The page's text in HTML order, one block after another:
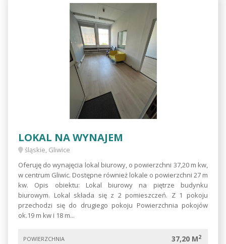
LOKAL NA WYNAJEM
śląskie, Gliwice
Oferuję do wynajęcia lokal biurowy, o powierzchni 37,20 m kw,
w centrum Gliwic. Dostępne również lokale o powierzchni 27 m
kw. Opis obiektu: Lokal biurowy na piętrze budynku
biurowym. Lokal składa się z 2 pomieszczeń. Z 1 pokoju
przechodzi się do drugiego pokoju Powierzchnia pokojów
ok.19 m kw i 18 m...
POWIERZCHNIA 37,20 M2